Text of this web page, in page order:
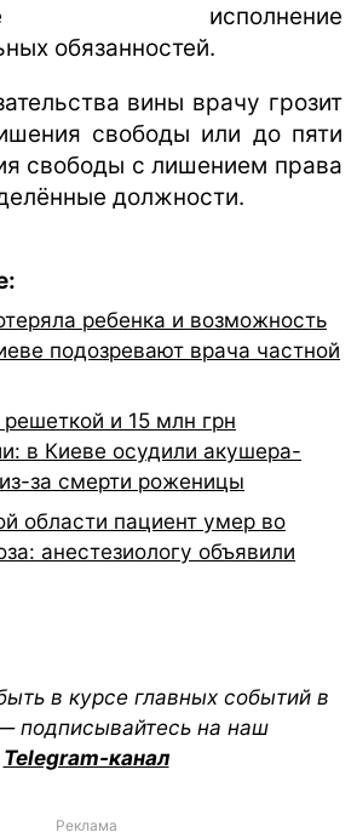
исполнение
обязанностей.
вины врачу грозит
свободы или до пяти
свободы с лишением права
должности.
ребенка и возможность
подозревают врача частной
и 15 млн грн
в Киеве осудили акушера-
за смерти роженицы
области пациент умер во
анестезиологу объявили
в курсе главных событий в
подписывайтесь на наш
Telegram-канал
Реклама